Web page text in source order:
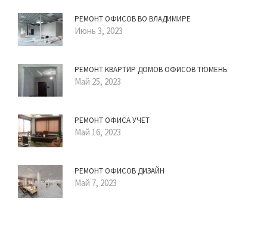
РЕМОНТ ОФИСОВ ВО ВЛАДИМИРЕ
Июнь 3, 2023
РЕМОНТ КВАРТИР ДОМОВ ОФИСОВ ТЮМЕНЬ
Май 25, 2023
РЕМОНТ ОФИСА УЧЕТ
Май 16, 2023
РЕМОНТ ОФИСОВ ДИЗАЙН
Май 7, 2023